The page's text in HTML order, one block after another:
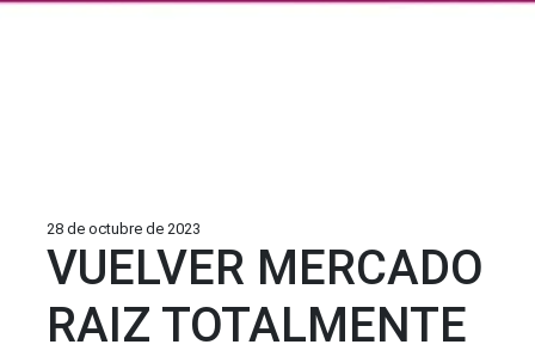
28 de octubre de 2023
VUELVER MERCADO
RAIZ TOTALMENTE